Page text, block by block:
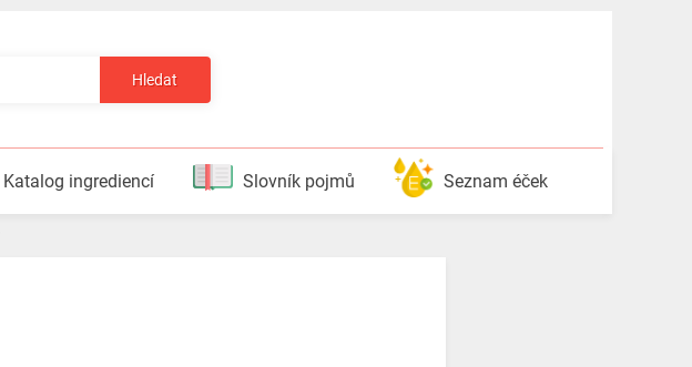
Hledat
Katalog ingrediencí Slovník pojmů Seznam éček